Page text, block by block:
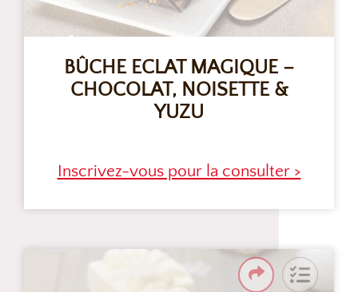
BÛCHE ECLAT MAGIQUE –
CHOCOLAT, NOISETTE &
YUZU
Inscrivez-vous pour la consulter >